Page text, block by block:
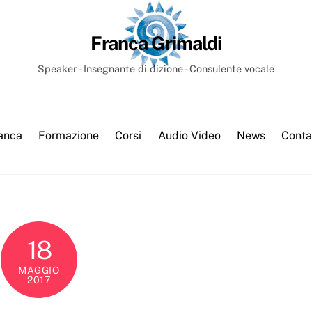
Franca Grimaldi
Speaker - Insegnante di dizione - Consulente vocale
Formazione Corsi Audio Video News
18
MAGGIO
2017